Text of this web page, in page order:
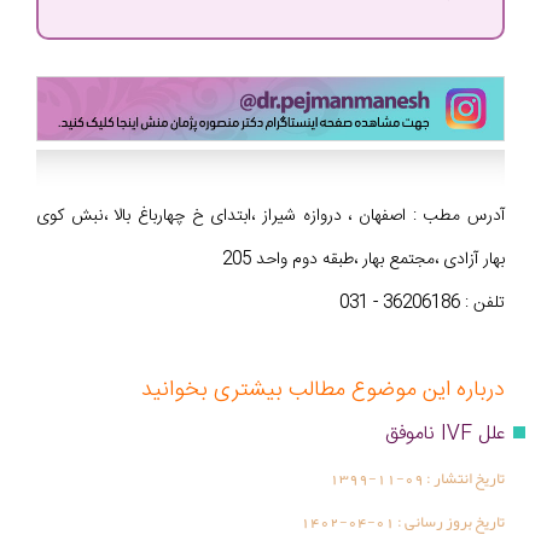
آدرس مطب : اصفهان ، دروازه شیراز ،ابتدای خ چهارباغ بالا ،نبش کوی
بهار آزادی ،مجتمع بهار ،طبقه دوم واحد 205
تلفن : 36206186 - 031
درباره این موضوع مطالب بیشتری بخوانید
علل IVF ناموفق
تاریخ انتشار :1399-11-09
تاریخ بروز رسانی : 1402-04-01